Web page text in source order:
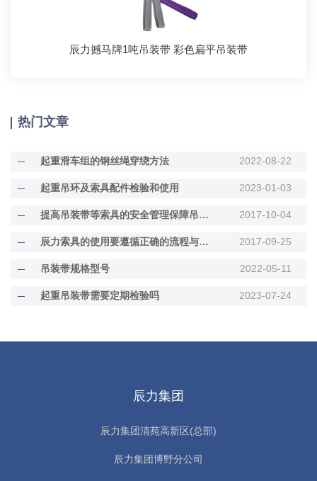
辰力撼马牌1吨吊装带 彩色扁平吊装带
热门文章
起重滑车组的钢丝绳穿绕方法 2022-08-22
起重吊环及索具配件检验和使用 2023-01-03
提高吊装带等索具的安全管理保障吊运起重安全 2017-10-04
辰力索具的使用要遵循正确的流程与规范 2017-09-25
吊装带规格型号 2022-05-11
起重吊装带需要定期检验吗 2023-07-24
辰力集团
辰力集团清苑高新区(总部)
辰力集团博野分公司